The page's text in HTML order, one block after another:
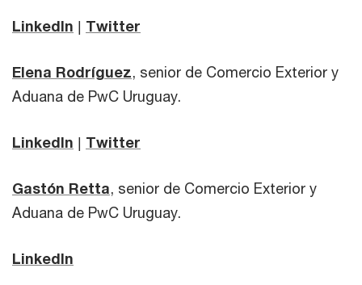
LinkedIn | Twitter
Elena Rodríguez, senior de Comercio Exterior y
Aduana de PwC Uruguay.
LinkedIn | Twitter
Gastón Retta, senior de Comercio Exterior y
Aduana de PwC Uruguay.
LinkedIn